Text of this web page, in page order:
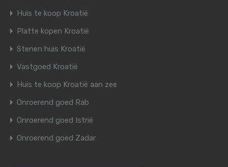
Huis te koop Kroatië
Platte kopen Kroatië
Stenen huis Kroatië
Vastgoed Kroatië
Huis te koop Kroatië aan zee
Onroerend goed Rab
Onroerend goed Istrië
Onroerend goed Zadar